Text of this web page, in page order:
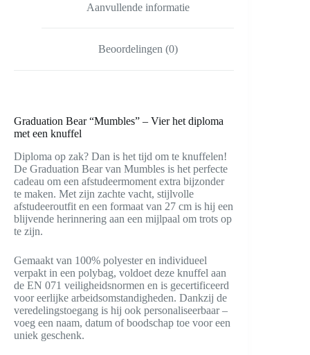
Aanvullende informatie
Beoordelingen (0)
Graduation Bear “Mumbles” – Vier het diploma
met een knuffel
Diploma op zak? Dan is het tijd om te knuffelen!
De Graduation Bear van Mumbles is het perfecte
cadeau om een afstudeermoment extra bijzonder
te maken. Met zijn zachte vacht, stijlvolle
afstudeeroutfit en een formaat van 27 cm is hij een
blijvende herinnering aan een mijlpaal om trots op
te zijn.
Gemaakt van 100% polyester en individueel
verpakt in een polybag, voldoet deze knuffel aan
de EN 071 veiligheidsnormen en is gecertificeerd
voor eerlijke arbeidsomstandigheden. Dankzij de
veredelingstoegang is hij ook personaliseerbaar –
voeg een naam, datum of boodschap toe voor een
uniek geschenk.